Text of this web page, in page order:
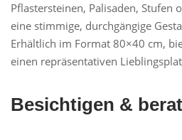
Pflastersteinen, Palisaden, Stufen
eine stimmige, durchgängige
Erhältlich im Format 80×40 cm,
einen repräsentativen
Besichtigen &